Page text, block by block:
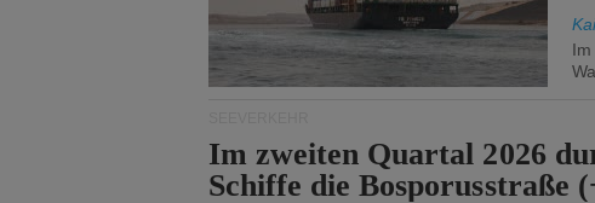
Im zweiten Quartal 2026
Schiffe die Bosporusstraße